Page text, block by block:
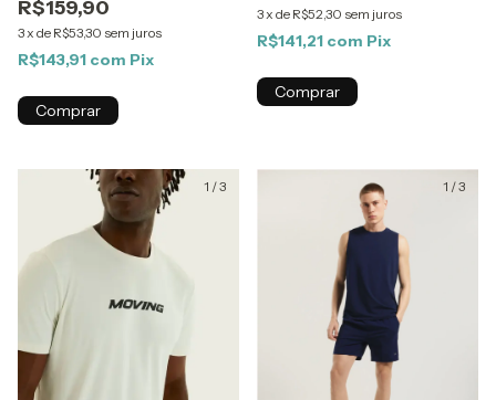
R$159,90
3 x de R$53,30 sem juros
R$143,91 com Pix
Comprar
3 x de R$52,30 sem juros
R$141,21 com Pix
Comprar
1 /3 1 /3